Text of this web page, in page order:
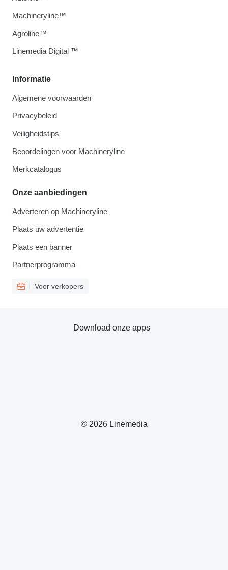
Informatie
Algemene voorwaarden
Privacybeleid
Veiligheidstips
Beoordelingen voor Machineryline
Merkcatalogus
Onze aanbiedingen
Adverteren op Machineryline
Plaats uw advertentie
Plaats een banner
Partnerprogramma
Voor verkopers
Machineryline™
Agroline™
Linemedia Digital ™
© 2026 Linemedia
Download onze apps